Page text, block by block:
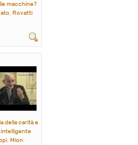
macchine?
Rovatti
della carità e
Mion